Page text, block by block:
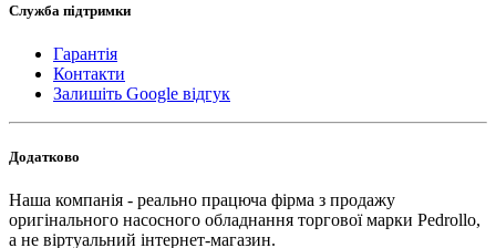
Служба підтримки
Гарантія
Контакти
Залишіть Google відгук
Додатково
Наша компанія - реально працюча фірма з продажу
оригінального насосного обладнання торгової марки Pedrollo,
а не віртуальний інтернет-магазин.